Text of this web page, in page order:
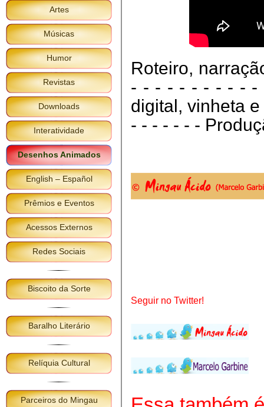
Artes
Músicas
Humor
Revistas
Downloads
Interatividade
Desenhos Animados
English – Español
Prêmios e Eventos
Acessos Externos
Redes Sociais
Biscoito da Sorte
Baralho Literário
Relíquia Cultural
Parceiros do Mingau
Roteiro,
- - - - - - - - - - -
digital, vinheta
- - - - - - -
Seguir no Twitter!